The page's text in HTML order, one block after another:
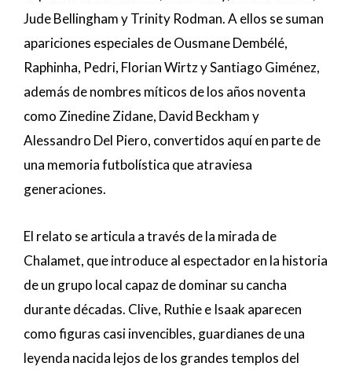
Jude Bellingham y Trinity Rodman. A ellos se suman
apariciones especiales de Ousmane Dembélé,
Raphinha, Pedri, Florian Wirtz y Santiago Giménez,
además de nombres míticos de los años noventa
como Zinedine Zidane, David Beckham y
Alessandro Del Piero, convertidos aquí en parte de
una memoria futbolística que atraviesa
generaciones.
El relato se articula a través de la mirada de
Chalamet, que introduce al espectador en la historia
de un grupo local capaz de dominar su cancha
durante décadas. Clive, Ruthie e Isaak aparecen
como figuras casi invencibles, guardianes de una
leyenda nacida lejos de los grandes templos del